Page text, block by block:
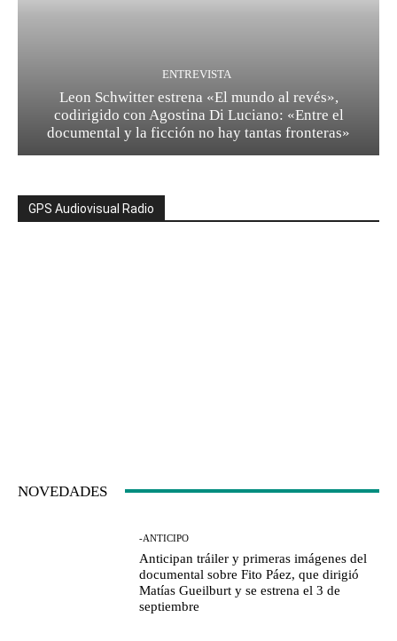
ENTREVISTA
Leon Schwitter estrena «El mundo al revés»,
codirigido con Agostina Di Luciano: «Entre el
documental y la ficción no hay tantas fronteras»
GPS Audiovisual Radio
NOVEDADES
-ANTICIPO
Anticipan tráiler y primeras imágenes del
documental sobre Fito Páez, que dirigió
Matías Gueilburt y se estrena el 3 de
septiembre